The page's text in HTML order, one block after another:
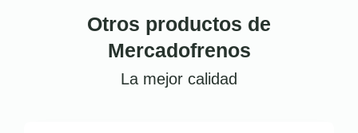
Otros productos de
Mercadofrenos
La mejor calidad